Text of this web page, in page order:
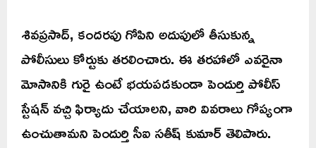
శివప్రసాద్, కందరపు గోపిని అదుపులో తీసుకున్న
పోలీసులు కోర్టుకు తరలించారు. ఈ తరహాలో ఎవరైనా
మోసానికి గురై ఉంటే భయపడకుండా పెందుర్తి పోలీస్
స్టేషన్ వచ్చి ఫిర్యాదు చేయాలని, వారి వివరాలు గోప్యంగా
ఉంచుతామని పెందుర్తి సీఐ సతీష్ కుమార్ తెలిపారు.